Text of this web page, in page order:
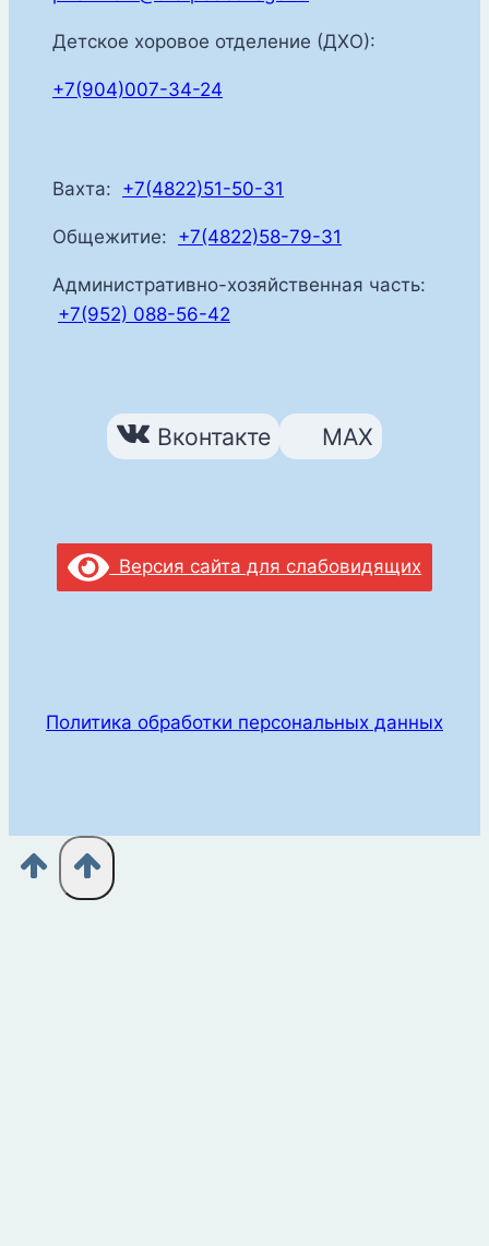
Детское хоровое отделение (ДХО):
+7(904)007-34-24
Вахта: +7(4822)51-50-31
Общежитие: +7(4822)58-79-31
Административно-хозяйственная часть:
+7(952) 088-56-42
Вконтакте MAX
Версия сайта для слабовидящих
Политика обработки персональных данных